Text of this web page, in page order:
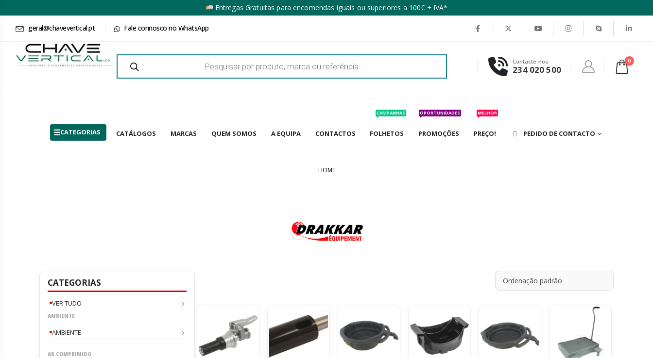
Entregas Gratuitas para encomendas iguais ou superiores a 100€ + IVA*
geral@chavevertical.pt Fale connosco no WhatsApp
Products
search Contacte-nos
234 020 500
0
CATEGORIAS CATÁLOGOS MARCAS QUEM SOMOS A EQUIPA CONTACTOS FOLHETOS
CAMPANHAS
PROMOÇÕES
OPORTUNIDADES
PREÇO!
MELHOR
PEDIDO DE CONTACTO
HOME
CATEGORIAS
VER TUDO
AMBIENTE
AMBIENTE
AR COMPRIMIDO